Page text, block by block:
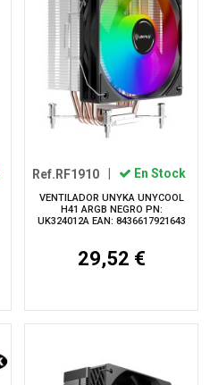
Ref.RF1910 En Stock
VENTILADOR UNYKA UNYCOOL
H41 ARGB NEGRO PN:
UK324012A EAN: 8436617921643
29,52 €